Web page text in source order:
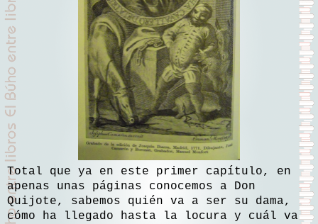
Total que ya en este primer capítulo, en
apenas unas páginas conocemos a Don
Quijote, sabemos quién va a ser su dama,
cómo ha llegado hasta la locura y cuál va